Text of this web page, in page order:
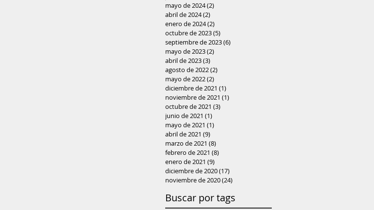
mayo de 2024(2)
abril de 2024(2)
enero de 2024(2)
octubre de 2023(5)
septiembre de 2023(6)
mayo de 2023(2)
abril de 2023(3)
agosto de 2022(2)
mayo de 2022(2)
diciembre de 2021 (1)
noviembre de 2021 (1)
octubre de 2021 (3)
junio de 2021 (1)
mayo de 2021 (1)
abril de 2021 (9)
marzo de 2021 (8)
febrero de 2021 (8)
enero de 2021 (9)
diciembre de 2020(17)
noviembre de 2020(24)
Buscar por tags